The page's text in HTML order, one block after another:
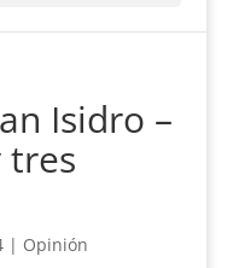
Isidro –
tres
| Opinión